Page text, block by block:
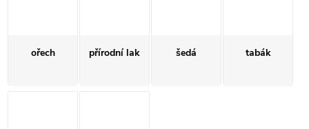
ořech přírodní lak šedá tabák